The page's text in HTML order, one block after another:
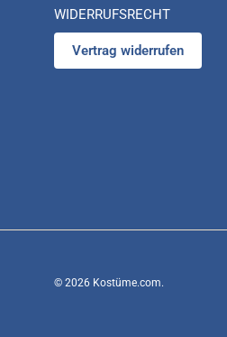
WIDERRUFSRECHT
Vertrag widerrufen
© 2026 Kostüme.com.